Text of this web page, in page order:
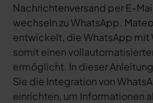
Nachrichtenversand per E-
wechseln zu WhatsApp.
entwickelt, die WhatsApp mit
somit einen
ermöglicht. In dieser
Sie die Integration von
einrichten, um Informationen